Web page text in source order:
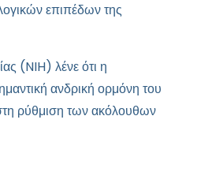
επιπέδωντης
(NIH) λένε ότι η
ανδρική ορμόνη του
ρύθμιση των ακόλουθων